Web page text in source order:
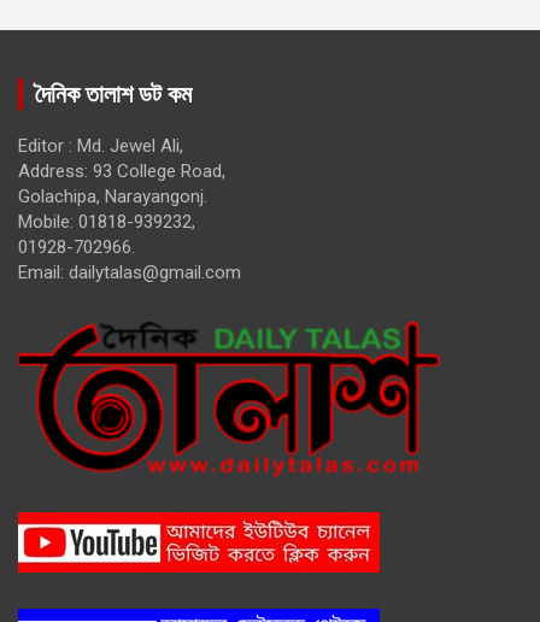
দৈনিক তালাশ ডট কম
Editor : Md. Jewel Ali,
Address: 93 College Road,
Golachipa, Narayangonj.
Mobile: 01818-939232,
01928-702966.
Email: dailytalas@gmail.com